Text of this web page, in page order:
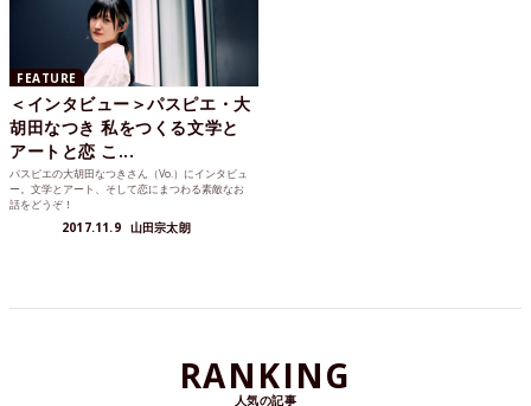
FEATURE
＜インタビュー＞パスピエ・大
胡田なつき 私をつくる文学と
アートと恋 こ...
パスピエの大胡田なつきさん（Vo.）にインタビュ
ー。文学とアート、そして恋にまつわる素敵なお
話をどうぞ！
2017.11.9 山田宗太朗
RANKING
人気の記事